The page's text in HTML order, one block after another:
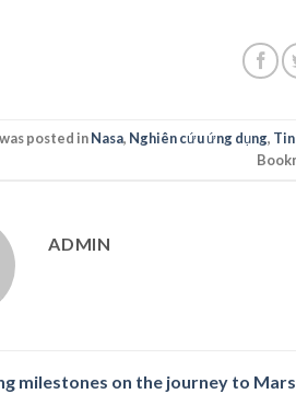
posted inNasa, Nghiên cứu ứng dụng,
ADMIN
milestones on the journey to